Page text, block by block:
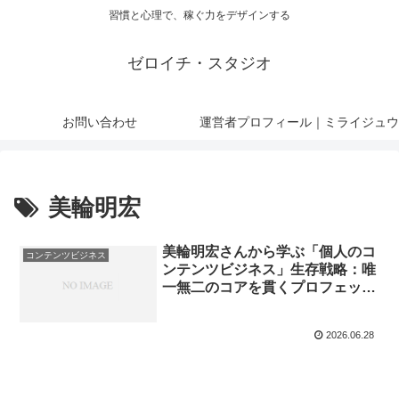
習慣と心理で、稼ぐ力をデザインする
ゼロイチ・スタジオ
お問い合わせ 運営者プロフィール｜ミライジュウ
美輪明宏
コンテンツビジネス
美輪明宏さんから学ぶ「個人のコ
ンテンツビジネス」生存戦略：唯
一無二のコアを貫くプロフェッシ
2026.06.28